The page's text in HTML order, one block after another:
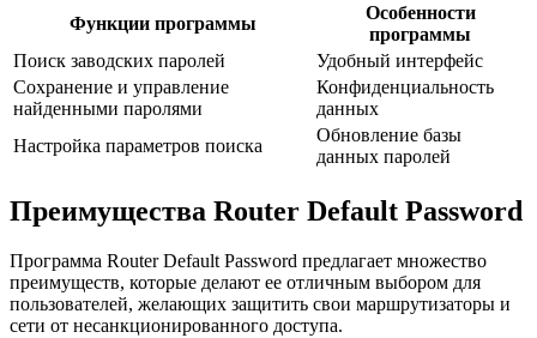
Функции программы
Особенности
программы
Поиск заводских паролей
Удобный интерфейс
Сохранение и управление
найденными паролями
Конфиденциальность
данных
Настройка параметров поиска
Обновление базы
данных паролей
Преимущества Router Default Password
Программа Router Default Password предлагает множество
преимуществ, которые делают ее отличным выбором для
пользователей, желающих защитить свои маршрутизаторы и
сети от несанкционированного доступа.